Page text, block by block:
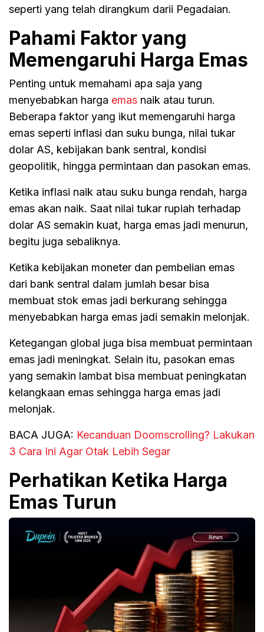
seperti yang telah dirangkum darii Pegadaian.
Pahami Faktor yang
Memengaruhi Harga Emas
Penting untuk memahami apa saja yang
menyebabkan harga emas naik atau turun.
Beberapa faktor yang ikut memengaruhi harga
emas seperti inflasi dan suku bunga, nilai tukar
dolar AS, kebijakan bank sentral, kondisi
geopolitik, hingga permintaan dan pasokan emas.
Ketika inflasi naik atau suku bunga rendah, harga
emas akan naik. Saat nilai tukar rupiah terhadap
dolar AS semakin kuat, harga emas jadi menurun,
begitu juga sebaliknya.
Ketika kebijakan moneter dan pembelian emas
dari bank sentral dalam jumlah besar bisa
membuat stok emas jadi berkurang sehingga
menyebabkan harga emas jadi semakin melonjak.
Ketegangan global juga bisa membuat permintaan
emas jadi meningkat. Selain itu, pasokan emas
yang semakin lambat bisa membuat peningkatan
kelangkaan emas sehingga harga emas jadi
melonjak.
BACA JUGA: Kecanduan Doomscrolling? Lakukan
3 Cara Ini Agar Otak Lebih Segar
Perhatikan Ketika Harga
Emas Turun